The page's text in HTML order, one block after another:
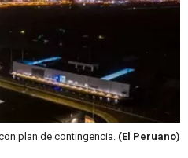
plan de contingencia. (El Peruano)